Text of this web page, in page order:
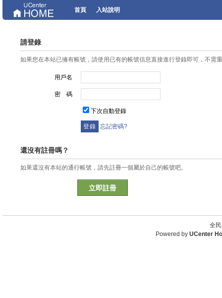
首頁 入站說明
請登錄
如果您在本站已擁有帳號，請使用已有的帳號信息直接進行登錄即可，不需
用戶名
密 碼
下次自動登錄
忘記密碼?
還沒有註冊嗎？
如果還沒有本站的通行帳號，請先註冊一個屬於自己的帳號吧。
立即註冊
全
Powered by UCenter